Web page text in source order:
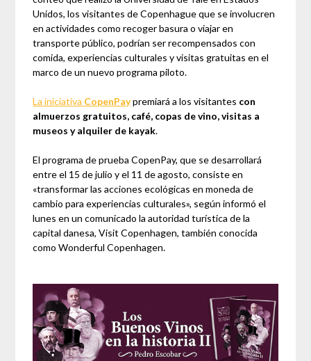
Unidos, los visitantes de Copenhague que se involucren
en actividades como recoger basura o viajar en
transporte público, podrían ser recompensados con
comida, experiencias culturales y visitas gratuitas en el
marco de un nuevo programa piloto.
La iniciativa CopenPaypremiará a los visitantes con
almuerzos gratuitos, café, copas de vino, visitas a
museos y alquiler de kayak.
El programa de prueba CopenPay, que se desarrollará
entre el 15 de julio y el 11 de agosto, consiste en
«transformar las acciones ecológicas en moneda de
cambio para experiencias culturales», según informó el
lunes en un comunicado la autoridad turística de la
capital danesa, Visit Copenhagen, también conocida
como Wonderful Copenhagen.